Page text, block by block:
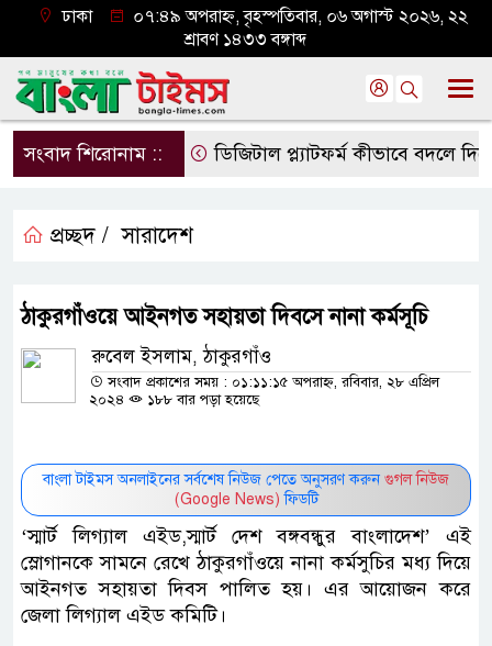
ঢাকা
০৭:৪৯ অপরাহ্ন, বৃহস্পতিবার, ০৬ অগাস্ট ২০২৬, ২২
শ্রাবণ ১৪৩৩ বঙ্গাব্দ
সংবাদ শিরোনাম :: ডিজিটাল প্ল্যাটফর্ম কীভাবে বদলে দিচ্ছে
প্রচ্ছদ / সারাদেশ
ঠাকুরগাঁওয়ে আইনগত সহায়তা দিবসে নানা কর্মসূচি
রুবেল ইসলাম, ঠাকুরগাঁও
সংবাদ প্রকাশের সময় : ০১:১১:১৫ অপরাহ্ন, রবিবার, ২৮ এপ্রিল
২০২৪
১৮৮ বার পড়া হয়েছে
বাংলা টাইমস অনলাইনের সর্বশেষ নিউজ পেতে অনুসরণ করুন গুগল নিউজ
(Google News) ফিডটি
‘স্মার্ট লিগ্যাল এইড,স্মার্ট দেশ বঙ্গবন্ধুর বাংলাদেশ’ এই
স্লোগানকে সামনে রেখে ঠাকুরগাঁওয়ে নানা কর্মসুচির মধ্য দিয়ে
আইনগত সহায়তা দিবস পালিত হয়। এর আয়োজন করে
জেলা লিগ্যাল এইড কমিটি।